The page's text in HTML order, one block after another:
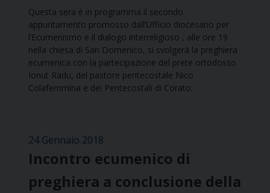
Questa sera è in programma il secondo
appuntamento promosso dall’Ufficio diocesano per
l’Ecumenismo e il dialogo interreligioso , alle ore 19
nella chiesa di San Domenico, si svolgerà la preghiera
ecumenica con la partecipazione del prete ortodosso
Ionut Radu, del pastore pentecostale Nico
Colafemmina e dei Pentecostali di Corato.
24 Gennaio 2018
Incontro ecumenico di
preghiera a conclusione della